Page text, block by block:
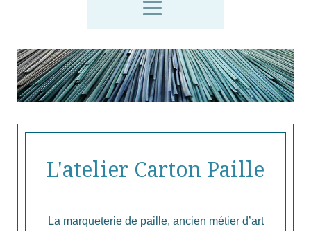
L'atelier Carton Paille
La marqueterie de paille, ancien métier d’art